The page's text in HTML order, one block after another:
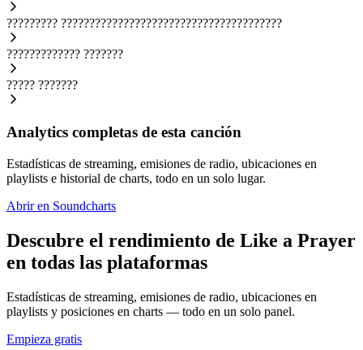
????????? ???????????????????????????????????????
????????????? ???????
????? ???????
Analytics completas de esta canción
Estadísticas de streaming, emisiones de radio, ubicaciones en
playlists e historial de charts, todo en un solo lugar.
Abrir en Soundcharts
Descubre el rendimiento de Like a Prayer
en todas las plataformas
Estadísticas de streaming, emisiones de radio, ubicaciones en
playlists y posiciones en charts — todo en un solo panel.
Empieza gratis